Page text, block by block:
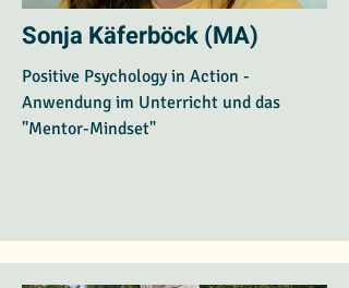
Sonja Käferböck (MA)
Positive Psychology in Action -
Anwendung im Unterricht und das
"Mentor-Mindset"